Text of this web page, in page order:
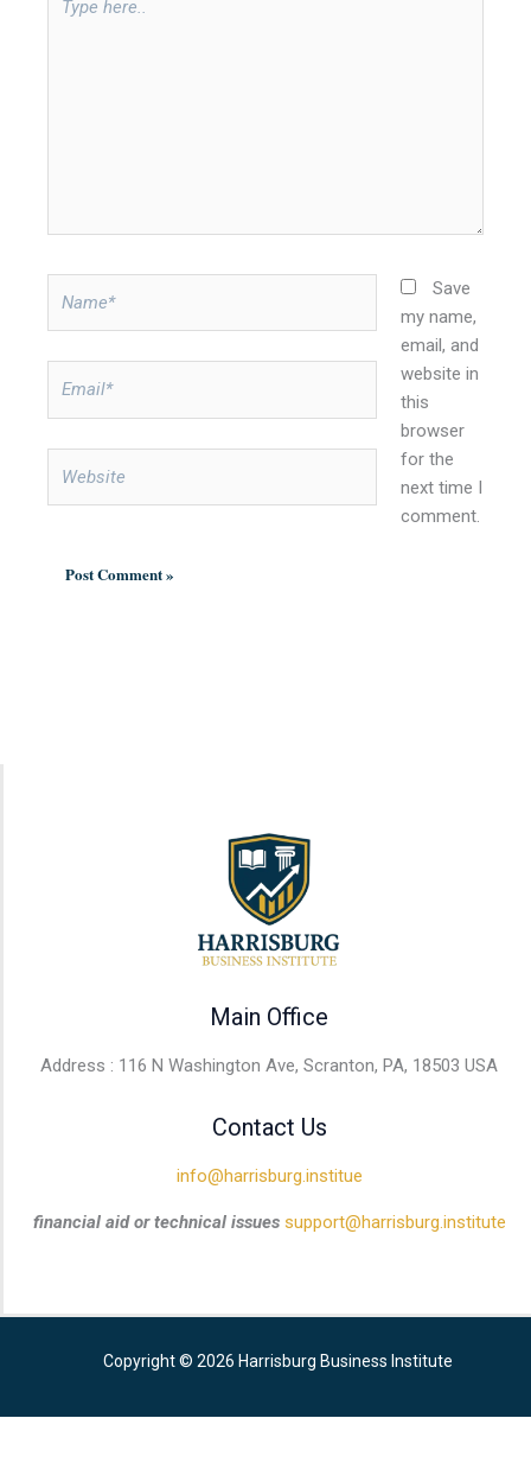
here..
Save
my name,
email, and
website in
this
browser
for the
next time I
comment.
Main Office
Address : 116 N Washington Ave, Scranton, PA, 18503 USA
Contact Us
info@harrisburg.institue
financial aid or technical issues support@harrisburg.institute
Copyright © 2026 Harrisburg Business Institute